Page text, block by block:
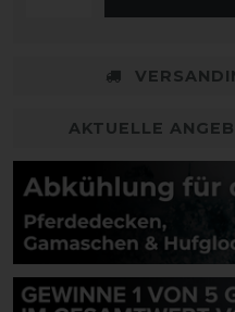
AKTUELLE